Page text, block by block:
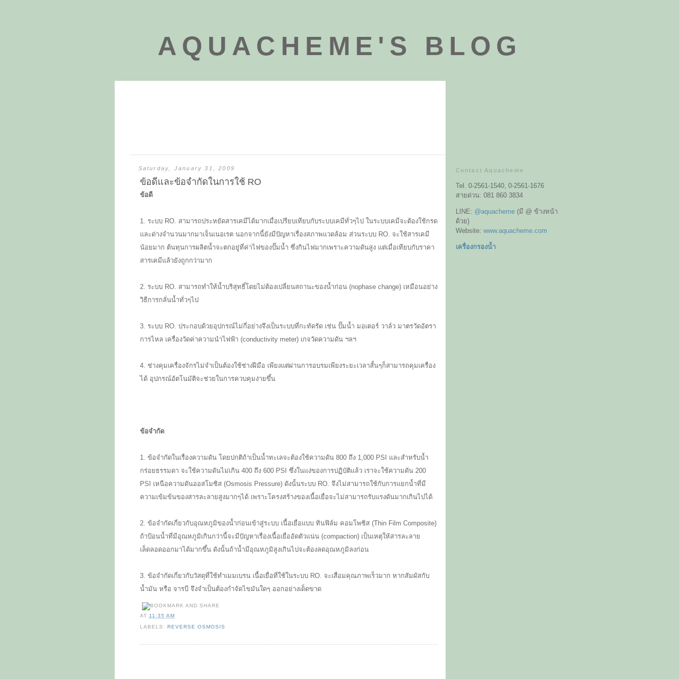
AQUACHEME'S BLOG
Saturday, January 31, 2009
ข้อดีและข้อจำกัดในการใช้ RO
ข้อดี
1. ระบบ RO. สามารถประหยัดสารเคมีได้มากเมื่อเปรียบเทียบกับระบบเคมีทั่วๆไป ในระบบเคมีจะต้องใช้กรด
และด่างจำนวนมากมาเจ็นเนอเรต นอกจากนี้ยังมีปัญหาเรื่องสภาพแวดล้อม ส่วนระบบ RO. จะใช้สารเคมี
น้อยมาก ต้นทุนการผลิตน้ำจะตกอยู่ที่ค่าไฟของปั๊มน้ำ ซึ่งกินไฟมากเพราะความดันสูง แต่เมื่อเทียบกับราคา
สารเคมีแล้วยังถูกกว่ามาก
2. ระบบ RO. สามารถทำให้น้ำบริสุทธิ์โดยไม่ต้องเปลี่ยนสถานะของน้ำก่อน (nophase change) เหมือนอย่าง
วิธีการกลั่นน้ำทั่วๆไป
3. ระบบ RO. ประกอบด้วยอุปกรณ์ไม่กี่อย่างจึงเป็นระบบที่กะทัดรัด เช่น ปั๊มน้ำ มอเตอร์ วาล์ว มาตรวัดอัตรา
การไหล เครื่องวัดค่าความนำไฟฟ้า (conductivity meter) เกจวัดความดัน ฯลฯ
4. ช่างคุมเครื่องจักรไม่จำเป็นต้องใช้ช่างฝีมือ เพียงแต่ผ่านการอบรมเพียงระยะเวลาสั้นๆก็สามารถคุมเครื่อง
ได้ อุปกรณ์อัตโนมัติจะช่วยในการควบคุมง่ายขึ้น
ข้อจำกัด
1. ข้อจำกัดในเรื่องความดัน โดยปกติถ้าเป็นน้ำทะเลจะต้องใช้ความดัน 800 ถึง 1,000 PSI และสำหรับน้ำ
กร่อยธรรมดา จะใช้ความดันไม่เกิน 400 ถึง 600 PSI ซึ่งในแง่ของการปฏิบัติแล้ว เราจะใช้ความดัน 200
PSI เหนือความดันออสโมซิส (Osmosis Pressure) ดังนั้นระบบ RO. จึงไม่สามารถใช้กับการแยกน้ำที่มี
ความเข้มข้นของสารละลายสูงมากๆได้ เพราะโครงสร้างของเนื้อเยื่อจะไม่สามารถรับแรงดันมากเกินไปได้
2. ข้อจำกัดเกี่ยวกับอุณหภูมิของน้ำก่อนเข้าสู่ระบบ เนื้อเยื่อแบบ ทินฟิล์ม คอมโพซิส (Thin Film Composite)
ถ้าป้อนน้ำที่มีอุณหภูมิเกินกว่านี้จะมีปัญหาเรื่องเนื้อเยื่ออัดตัวแน่น (compaction) เป็นเหตุให้สารละลาย
เล็ดลอดออกมาได้มากขึ้น ดังนั้นถ้าน้ำมีอุณหภูมิสูงเกินไปจะต้องลดอุณหภูมิลงก่อน
3. ข้อจำกัดเกี่ยวกับวัสดุที่ใช้ทำเมมเบรน เนื้อเยื่อที่ใช้ในระบบ RO. จะเสื่อมคุณภาพเร็วมาก หากสัมผัสกับ
น้ำมัน หรือ จารบี จึงจำเป็นต้องกำจัดไขมันใดๆ ออกอย่างเด็ดขาด
AT 11:35 AM
LABELS: REVERSE OSMOSIS
Contact Aquacheme
Tel. 0-2561-1540, 0-2561-1676
สายด่วน: 081 860 3834
LINE: @aquacheme(มี @ ข้างหน้า
ด้วย)
Website: www.aquacheme.com
เครื่องกรองน้ำ